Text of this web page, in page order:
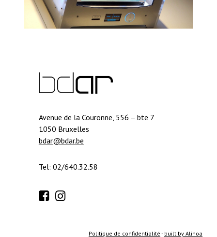
Avenue de la Couronne, 556 – bte 7
1050 Bruxelles
bdar@bdar.be
Tel: 02/640.32.58
Politique de confidentialité - built by Alinoa